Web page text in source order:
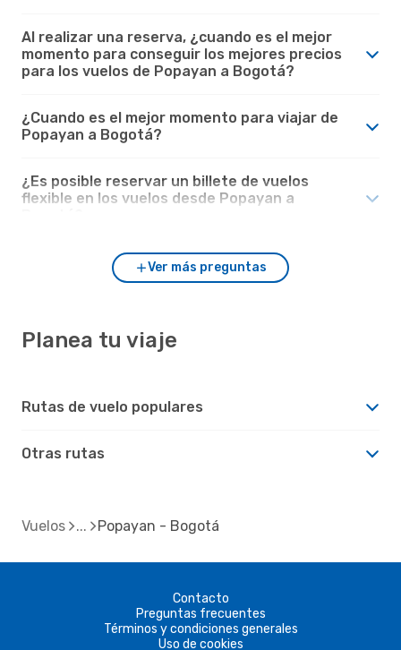
Al realizar una reserva, ¿cuando es el mejor
momento para conseguir los mejores precios
para los vuelos de Popayan a Bogotá?
¿Cuando es el mejor momento para viajar de
Popayan a Bogotá?
¿Es posible reservar un billete de vuelos
flexible en los vuelos desde Popayan a
Ver más preguntas
Planea tu viaje
Rutas de vuelo populares
Otras rutas
Vuelos Popayan - Bogotá
Contacto
Preguntas frecuentes
Términos y condiciones generales
Uso de cookies